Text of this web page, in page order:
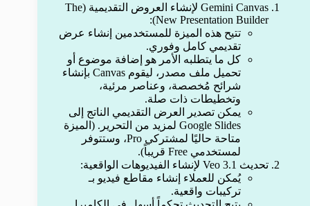
Gemini Canvas لإنشاء العروض التقديمية (The
New Presentation Builder):
تتيح هذه الميزة للمستخدمين إنشاء عرض
تقديمي كامل وفوري.
كل ما يتطلبه الأمر هو إضافة موضوع أو
تحميل ملف مصدر، ليقوم Canvas بإنشاء
شرائح مُخصصة، وعناصر مرئية،
وتخطيطات ذات صلة.
يمكن تصدير العرض التقديمي الناتج إلى
Google Slides لمزيد من التحرير. (الميزة
متاحة حاليًا لمشتركي Pro، وستتوفر
لمستخدمي Free قريباً).
تحديث Veo 3.1 لإنشاء الفيديوهات الواقعية:
يُمكن للعملاء إنشاء مقاطع فيديو بـ
تركيبات واقعية.